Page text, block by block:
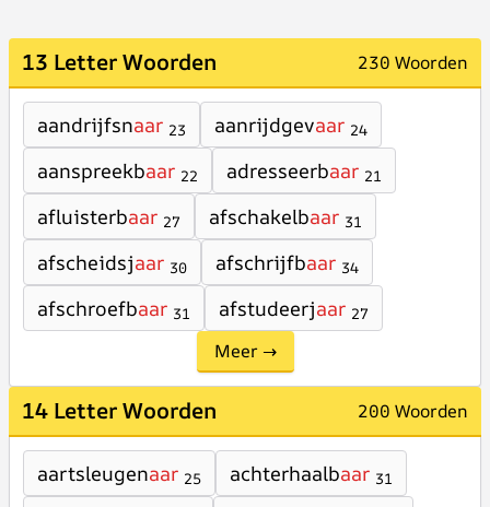
13 Letter Woorden 230 Woorden
aandrijfsnaar 23 aanrijdgevaar 24
aanspreekbaar 22 adresseerbaar 21
afluisterbaar 27 afschakelbaar 31
afscheidsjaar 30 afschrijfbaar 34
afschroefbaar 31 afstudeerjaar 27
Meer →
14 Letter Woorden 200 Woorden
aartsleugenaar 25 achterhaalbaar 31